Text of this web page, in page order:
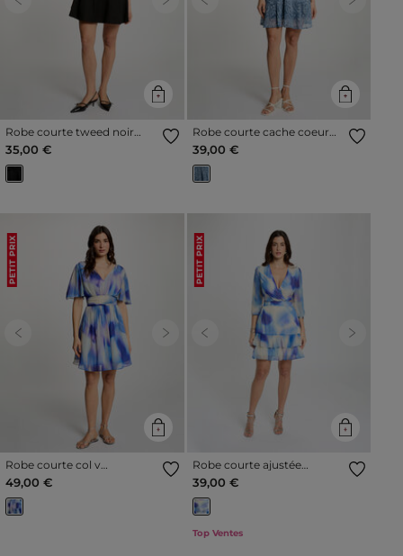
Previous Next
Robe courte tweed noir
35,00 €
Previous Next
Robe courte cache coeur
multicolore femme
39,00 €
PETIT PRIX
Previous Next
Robe courte col v
multicolore femme
49,00 €
PETIT PRIX
Previous Next
Robe courte ajustée
multicolore femme
39,00 €
Top Ventes